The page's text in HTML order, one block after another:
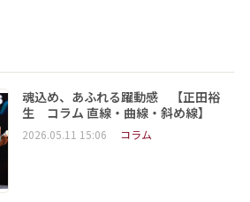
魂込め、あふれる躍動感 【正田裕
生 コラム 直線・曲線・斜め線】
2026.05.11 15:06 コラム